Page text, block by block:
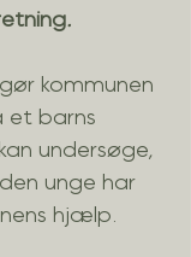
.
kommunen
et barns
undersøge,
unge har
hjælp.